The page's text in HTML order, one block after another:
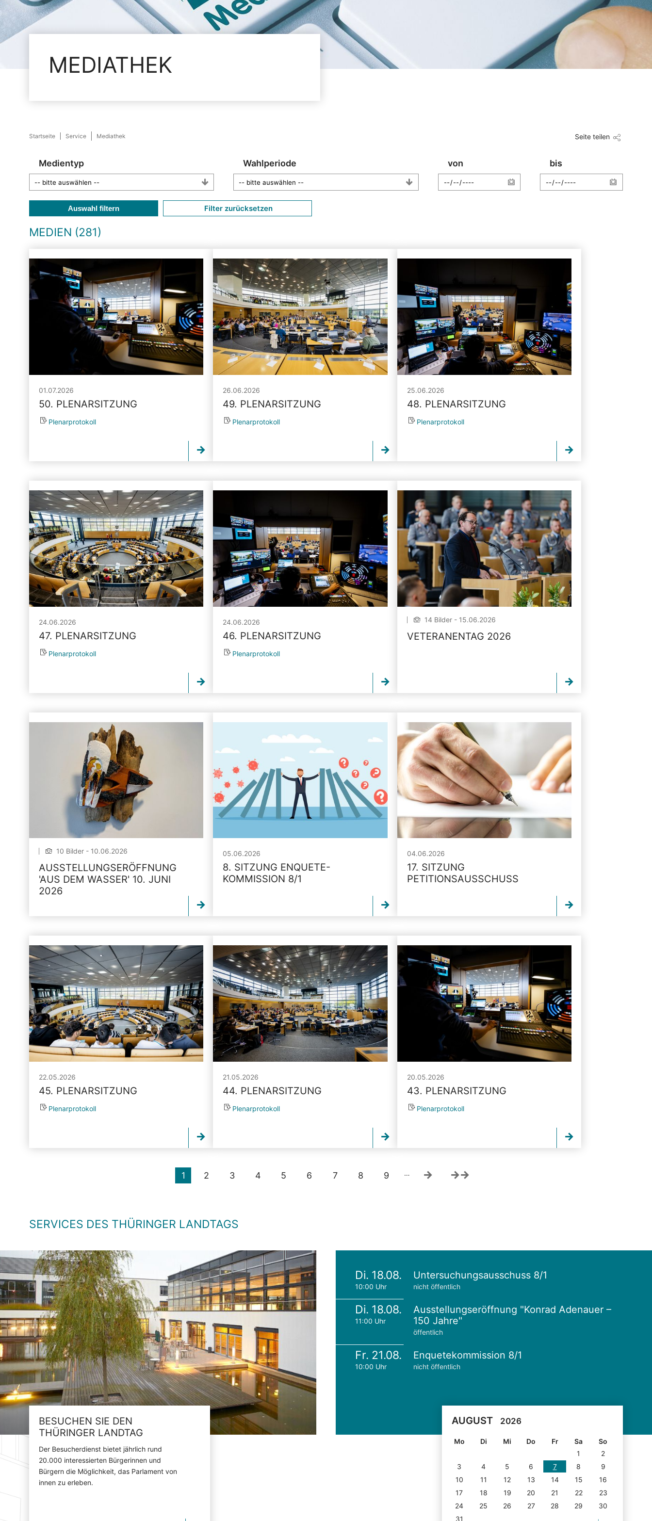
MEDIATHEK
Startseite Service Mediathek Seite teilen
Medientyp Wahlperiode von bis
Auswahl filtern Filter zurücksetzen
MEDIEN (281)
01.07.2026
50. PLENARSITZUNG
Plenarprotokoll
26.06.2026
49. PLENARSITZUNG
Plenarprotokoll
25.06.2026
48. PLENARSITZUNG
Plenarprotokoll
24.06.2026
47. PLENARSITZUNG
Plenarprotokoll
24.06.2026
46. PLENARSITZUNG
Plenarprotokoll
14 Bilder - 15.06.2026
VETERANENTAG 2026
10 Bilder - 10.06.2026
AUSSTELLUNGSERÖFFNUNG
'AUS DEM WASSER' 10. JUNI
2026
05.06.2026
8. SITZUNG ENQUETE-
KOMMISSION 8/1
04.06.2026
17. SITZUNG
PETITIONSAUSSCHUSS
22.05.2026
45. PLENARSITZUNG
Plenarprotokoll
21.05.2026
44. PLENARSITZUNG
Plenarprotokoll
20.05.2026
43. PLENARSITZUNG
Plenarprotokoll
1 2 3 4 5 6 7 8 9 …
SERVICES DES THÜRINGER LANDTAGS
BESUCHEN SIE DEN
THÜRINGER LANDTAG
Der Besucherdienst bietet jährlich rund
20.000 interessierten Bürgerinnen und
Bürgern die Möglichkeit, das Parlament von
innen zu erleben.
Di. 18.08.
10:00 Uhr
Untersuchungsausschuss 8/1
nicht öffentlich
Di. 18.08.
11:00 Uhr
Ausstellungseröffnung "Konrad Adenauer –
150 Jahre"
öffentlich
Fr. 21.08.
10:00 Uhr
Enquetekommission 8/1
nicht öffentlich
AUGUST 2026
Mo Di Mi Do Fr Sa
So
1
2
3
4 5 6 7 8
9
10
11 12 13 14 15
16
17
18 19 20 21 22
23
24
25 26 27 28 29
30
31